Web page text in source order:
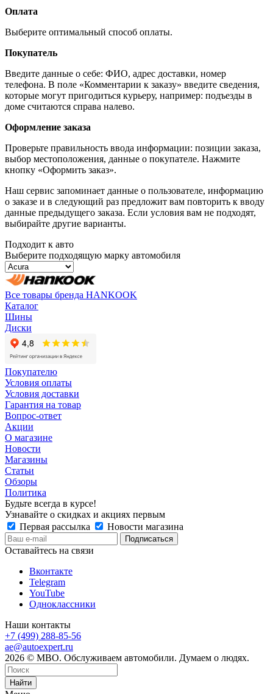
Оплата
Выберите оптимальный способ оплаты.
Покупатель
Введите данные о себе: ФИО, адрес доставки, номер
телефона. В поле «Комментарии к заказу» введите сведения,
которые могут пригодиться курьеру, например: подъезды в
доме считаются справа налево.
Оформление заказа
Проверьте правильность ввода информации: позиции заказа,
выбор местоположения, данные о покупателе. Нажмите
кнопку «Оформить заказ».
Наш сервис запоминает данные о пользователе, информацию
о заказе и в следующий раз предложит вам повторить к вводу
данные предыдущего заказа. Если условия вам не подходят,
выбирайте другие варианты.
Подходит к авто
Выберите подходящую марку автомобиля
Все товары бренда HANKOOK
Каталог
Шины
Диски
Покупателю
Условия оплаты
Условия доставки
Гарантия на товар
Вопрос-ответ
Акции
О магазине
Новости
Магазины
Статьи
Обзоры
Политика
Будьте всегда в курсе!
Узнавайте о скидках и акциях первым
Первая рассылка
Новости магазина
Оставайтесь на связи
Вконтакте
Telegram
YouTube
Одноклассники
Наши контакты
+7 (499) 288-85-56
ae@autoexpert.ru
2026 © МВО. Обслуживаем автомобили. Думаем о людях.
Найти